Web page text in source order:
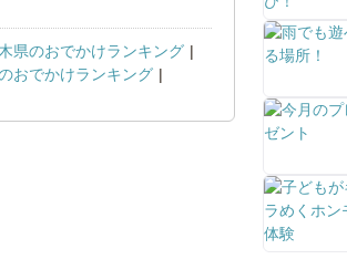
県のおでかけランキング
おでかけランキング